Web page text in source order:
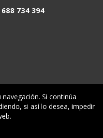
734 394
Si continúa
si así lo desea, impedir